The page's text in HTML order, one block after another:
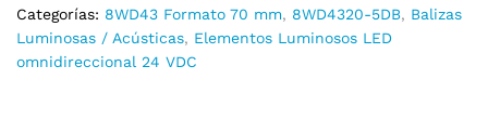
Categorías: 8WD43 Formato 70 mm, 8WD4320-5DB, Balizas
Luminosas / Acústicas, Elementos Luminosos LED
omnidireccional 24 VDC